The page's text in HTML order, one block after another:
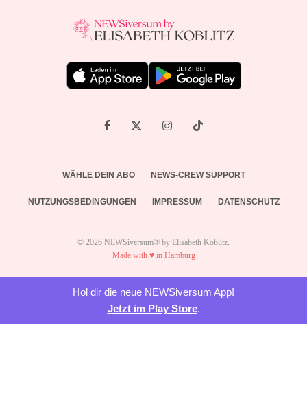
WÄHLE DEIN ABO NEWS-CREW SUPPORT
NUTZUNGSBEDINGUNGEN IMPRESSUM DATENSCHUTZ
© 2026 NEWSiversum® by Elisabeth Koblitz.
Made with ♥ in Hamburg
Hol dir die neue NEWSiversum App!
Jetzt im Play Store.